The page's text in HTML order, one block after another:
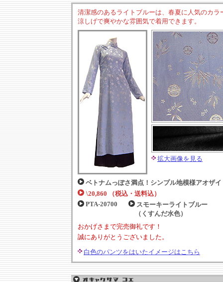
清潔感のあるライトブルーは、春夏に人気のカラ
涼しげで爽やかな雰囲気で着用できます。
拡大画像を見る
ベトナムっぽさ満点！シンプル地模様アオザイ
\20,860 （税込・送料込）
PTA-20700
スモーキーライトブルー
（くすんだ水色）
おかげさまで完売御礼です！
誠にありがとうございました。
白色のパンツをはいたイメージはこちら